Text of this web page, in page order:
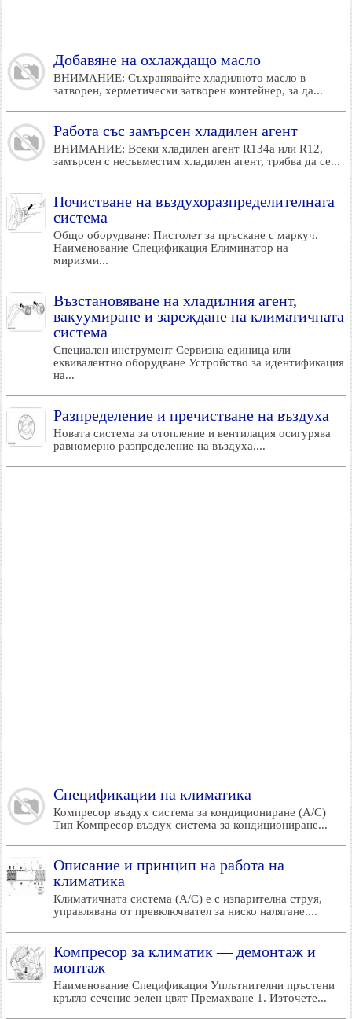
Добавяне на охлаждащо масло
ВНИМАНИЕ: Съхранявайте хладилното масло в
затворен, херметически затворен контейнер, за да...
Работа със замърсен хладилен агент
ВНИМАНИЕ: Всеки хладилен агент R134a или R12,
замърсен с несъвместим хладилен агент, трябва да се...
Почистване на въздухоразпределителната
система
Общо оборудване: Пистолет за пръскане с маркуч.
Наименование Спецификация Елиминатор на
миризми...
Възстановяване на хладилния агент,
вакуумиране и зареждане на климатичната
система
Специален инструмент Сервизна единица или
еквивалентно оборудване Устройство за идентификация
на...
Разпределение и пречистване на въздуха
Новата система за отопление и вентилация осигурява
равномерно разпределение на въздуха....
Спецификации на климатика
Компресор въздух система за кондициониране (A/C)
Тип Компресор въздух система за кондициониране...
Описание и принцип на работа на
климатика
Климатичната система (A/C) е с изпарителна струя,
управлявана от превключвател за ниско налягане....
Компресор за климатик — демонтаж и
монтаж
Наименование Спецификация Уплътнителни пръстени
кръгло сечение зелен цвят Премахване 1. Източете...